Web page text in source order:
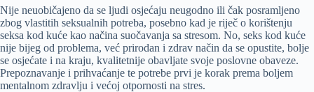
Nije neuobičajeno da se ljudi osjećaju neugodno ili čak posramljeno
zbog vlastitih seksualnih potreba, posebno kad je riječ o korištenju
seksa kod kuće kao načina suočavanja sa stresom. No, seks kod kuće
nije bijeg od problema, već prirodan i zdrav način da se opustite, bolje
se osjećate i na kraju, kvalitetnije obavljate svoje poslovne obaveze.
Prepoznavanje i prihvaćanje te potrebe prvi je korak prema boljem
mentalnom zdravlju i većoj otpornosti na stres.